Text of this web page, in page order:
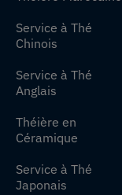
Service à Thé
Chinois
Service à Thé
Anglais
Théière en
Céramique
Service à Thé
Japonais